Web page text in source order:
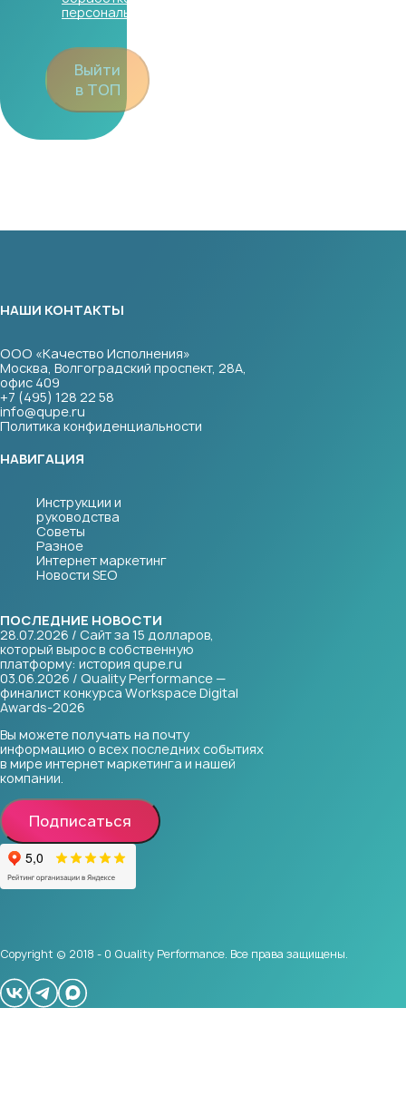
персональных данных
Выйти
в ТОП
НАШИ КОНТАКТЫ
ООО «Качество Исполнения»
Москва, Волгоградский проспект, 28А,
офис 409
+7 (495) 128 22 58
info@qupe.ru
Политика конфиденциальности
НАВИГАЦИЯ
Инструкции и
руководства
Советы
Разное
Интернет маркетинг
Новости SEO
ПОСЛЕДНИЕ НОВОСТИ
28.07.2026 / Сайт за 15 долларов,
который вырос в собственную
платформу: история qupe.ru
03.06.2026 / Quality Performance —
финалист конкурса Workspace Digital
Awards-2026
Вы можете получать на почту
информацию о всех последних событиях
в мире интернет маркетинга и нашей
компании.
Подписаться
Copyright © 2018 - 0 Quality Performance. Все права защищены.